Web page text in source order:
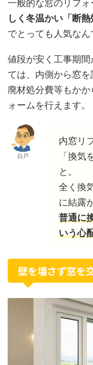
一般的な窓のリフォ
しく冬温かい「断
でとっても人気なん
値段が安く工事期
ては、内側から窓を
廃材処分費等もか
ォームを行えます。
白戸
内窓リ
「換気
と。
全く換
に結露
普通に
いう心
壁を壊さず窓を